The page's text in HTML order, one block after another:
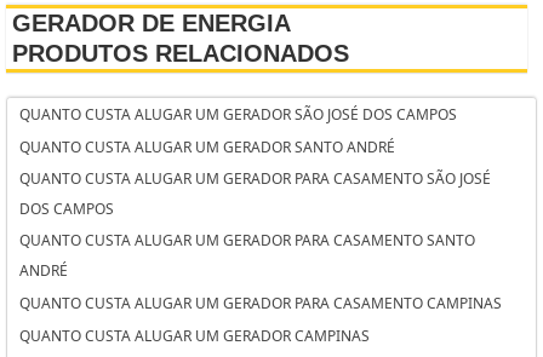
GERADOR DE ENERGIA
PRODUTOS RELACIONADOS
QUANTO CUSTA ALUGAR UM GERADOR SÃO JOSÉ DOS CAMPOS
QUANTO CUSTA ALUGAR UM GERADOR SANTO ANDRÉ
QUANTO CUSTA ALUGAR UM GERADOR PARA CASAMENTO SÃO JOSÉ
DOS CAMPOS
QUANTO CUSTA ALUGAR UM GERADOR PARA CASAMENTO SANTO
ANDRÉ
QUANTO CUSTA ALUGAR UM GERADOR PARA CASAMENTO CAMPINAS
QUANTO CUSTA ALUGAR UM GERADOR CAMPINAS